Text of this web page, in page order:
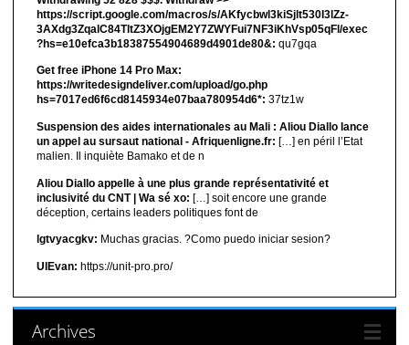
https://script.google.com/macros/s/AKfycbwl3kiSjlt530I3lZz-
3AXdg3ZqalC84TltZ3XOjgEM2Y7ZWYFui7NF3iKhVsp05qFl/exec
?hs=e10efca3b18387554904689d4901de80&: qu7gqa
Get free iPhone 14 Pro Max:
https://writedesigndeliver.com/upload/go.php
hs=7017ed6f6cd8145934e07baa780954d6*: 37tz1w
Suspension des aides internationales au Mali : Aliou Diallo lance
un appel au sursaut national - Afriquenligne.fr: […] en péril l’Etat
malien. Il inquiète Bamako et de n
Aliou Diallo appelle à une plus grande représentativité et
inclusivité du CNT | Wa sé xo: […] soit encore une grande
déception, certains leaders politiques font de
lgtvyacgkv: Muchas gracias. ?Como puedo iniciar sesion?
UIEvan: https://unit-pro.pro/
Archives